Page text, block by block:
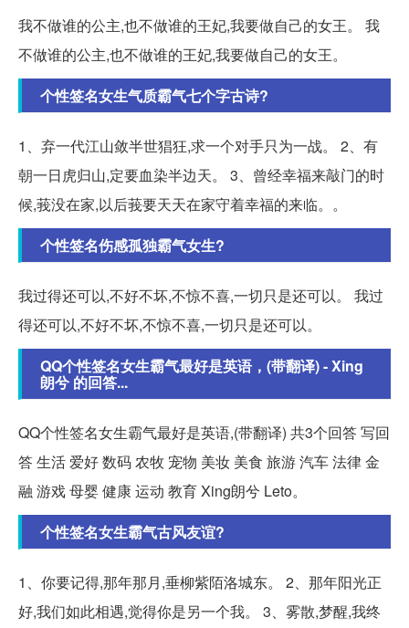
我不做谁的公主,也不做谁的王妃,我要做自己的女王。 我
不做谁的公主,也不做谁的王妃,我要做自己的女王。
个性签名女生气质霸气七个字古诗?
1、弃一代江山敛半世猖狂,求一个对手只为一战。 2、有
朝一日虎归山,定要血染半边天。 3、曾经幸福来敲门的时
候,莪没在家,以后莪要天天在家守着幸福的来临。。
个性签名伤感孤独霸气女生?
我过得还可以,不好不坏,不惊不喜,一切只是还可以。 我过
得还可以,不好不坏,不惊不喜,一切只是还可以。
QQ个性签名女生霸气最好是英语，(带翻译) - Xing
朗兮 的回答...
QQ个性签名女生霸气最好是英语,(带翻译) 共3个回答 写回
答 生活 爱好 数码 农牧 宠物 美妆 美食 旅游 汽车 法律 金
融 游戏 母婴 健康 运动 教育 Xing朗兮 Leto。
个性签名女生霸气古风友谊?
1、你要记得,那年那月,垂柳紫陌洛城东。 2、那年阳光正
好,我们如此相遇,觉得你是另一个我。 3、雾散,梦醒,我终